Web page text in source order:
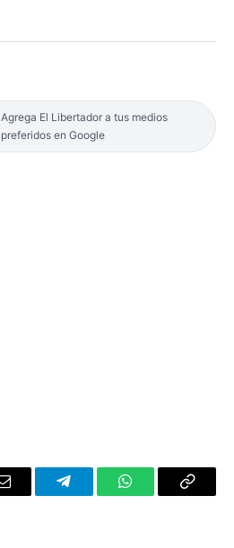
Agrega El Libertador a tus medios
preferidos en Google
Email TelegramWhatsAppCopy